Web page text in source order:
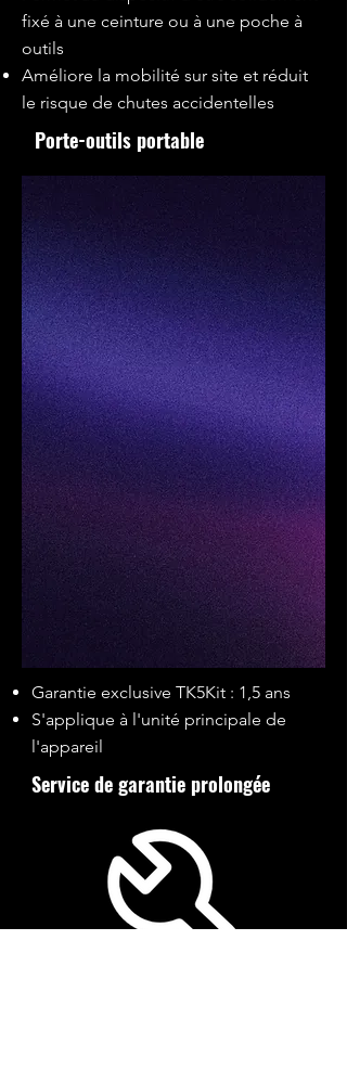
fixé à une ceinture ou à une poche à
outils
Améliore la mobilité sur site et réduit
le risque de chutes accidentelles
Porte-outils portable
Garantie exclusive TK5Kit : 1,5 ans
S'applique à l'unité principale de
l'appareil
Service de garantie prolongée